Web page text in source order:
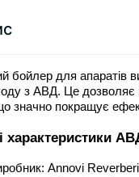
бойлер для апаратів
з АВД. Це дозволяє
значно покращує
характеристики
Annovi Reverberi